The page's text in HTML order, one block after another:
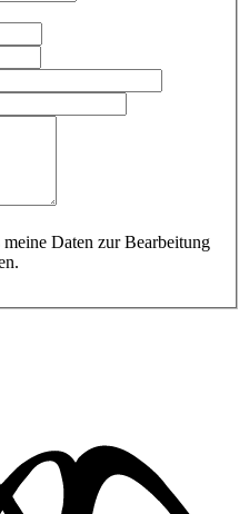
Daten zur Bearbeitung